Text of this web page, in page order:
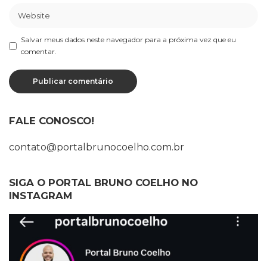
Salvar meus dados neste navegador para a próxima vez que eu
comentar.
FALE CONOSCO!
contato@portalbrunocoelho.com.br
SIGA O PORTAL BRUNO COELHO NO
INSTAGRAM